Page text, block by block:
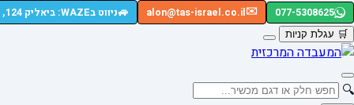
077-5308625
✉️
alon@tas-israel.co.il
🚙ניווט בWAZE: ביאליק 124, רמת גן
🛒 עגלת קניות
🔍